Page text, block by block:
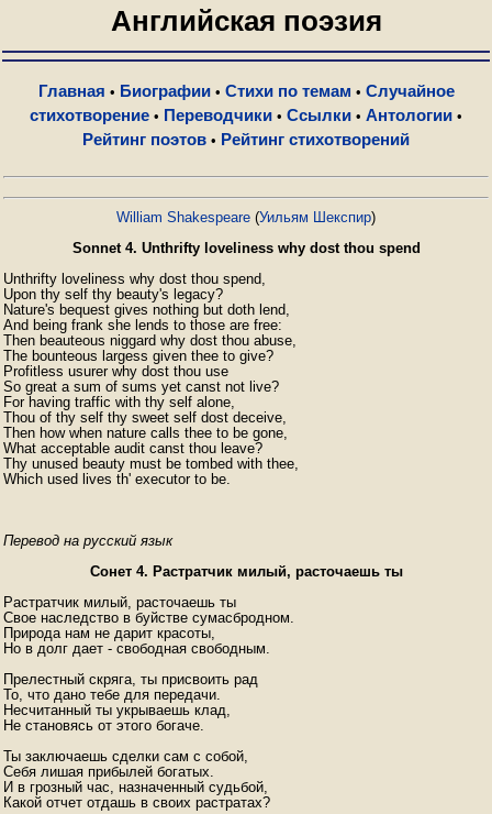
Английская поэзия
Главная • Биографии• Стихи по темам • Случайное
стихотворение • Переводчики • Ссылки • Антологии •
Рейтинг поэтов • Рейтинг стихотворений
William Shakespeare (Уильям Шекспир)
Sonnet 4. Unthrifty loveliness why dost thou spend
Unthrifty loveliness why dost thou spend,
Upon thy self thy beauty's legacy?
Nature's bequest gives nothing but doth lend,
And being frank she lends to those are free:
Then beauteous niggard why dost thou abuse,
The bounteous largess given thee to give?
Profitless usurer why dost thou use
So great a sum of sums yet canst not live?
For having traffic with thy self alone,
Thou of thy self thy sweet self dost deceive,
Then how when nature calls thee to be gone,
What acceptable audit canst thou leave?
Thy unused beauty must be tombed with thee,
Which used lives th' executor to be.
Перевод на русский язык
Сонет 4. Растратчик милый, расточаешь ты
Растратчик милый, расточаешь ты
Свое наследство в буйстве сумасбродном.
Природа нам не дарит красоты,
Но в долг дает - свободная свободным.
Прелестный скряга, ты присвоить рад
То, что дано тебе для передачи.
Несчитанный ты укрываешь клад,
Не становясь от этого богаче.
Ты заключаешь сделки сам с собой,
Себя лишая прибылей богатых.
И в грозный час, назначенный судьбой,
Какой отчет отдашь в своих растратах?